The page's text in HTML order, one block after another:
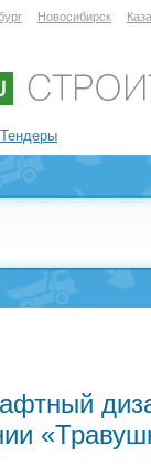
Новосибирск
Тендеры